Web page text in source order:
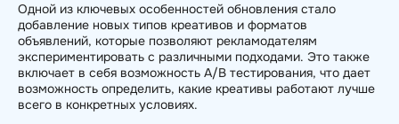
Одной из ключевых особенностей обновления стало
добавление новых типов креативов и форматов
объявлений, которые позволяют рекламодателям
экспериментировать с различными подходами. Это также
включает в себя возможность A/B тестирования, что дает
возможность определить, какие креативы работают лучше
всего в конкретных условиях.